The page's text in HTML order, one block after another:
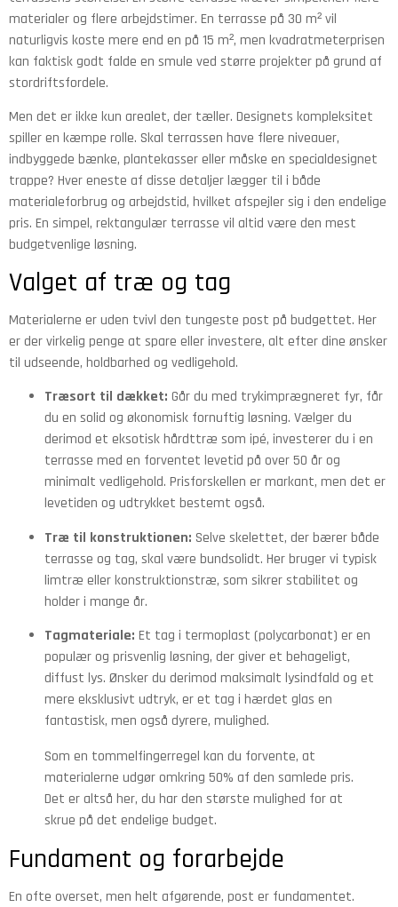
materialer og flere arbejdstimer. En terrasse på 30 m² vil
naturligvis koste mere end en på 15 m², men kvadratmeterprisen
kan faktisk godt falde en smule ved større projekter på grund af
stordriftsfordele.
Men det er ikke kun arealet, der tæller. Designets kompleksitet
spiller en kæmpe rolle. Skal terrassen have flere niveauer,
indbyggede bænke, plantekasser eller måske en specialdesignet
trappe? Hver eneste af disse detaljer lægger til i både
materialeforbrug og arbejdstid, hvilket afspejler sig i den endelige
pris. En simpel, rektangulær terrasse vil altid være den mest
budgetvenlige løsning.
Valget af træ og tag
Materialerne er uden tvivl den tungeste post på budgettet. Her
er der virkelig penge at spare eller investere, alt efter dine ønsker
til udseende, holdbarhed og vedligehold.
Træsort til dækket: Går du med trykimprægneret fyr, får
du en solid og økonomisk fornuftig løsning. Vælger du
derimod et eksotisk hårdttræ som ipé, investerer du i en
terrasse med en forventet levetid på over 50 år og
minimalt vedligehold. Prisforskellen er markant, men det er
levetiden og udtrykket bestemt også.
Træ til konstruktionen: Selve skelettet, der bærer både
terrasse og tag, skal være bundsolidt. Her bruger vi typisk
limtræ eller konstruktionstræ, som sikrer stabilitet og
holder i mange år.
Tagmateriale: Et tag i termoplast (polycarbonat) er en
populær og prisvenlig løsning, der giver et behageligt,
diffust lys. Ønsker du derimod maksimalt lysindfald og et
mere eksklusivt udtryk, er et tag i hærdet glas en
fantastisk, men også dyrere, mulighed.
Som en tommelfingerregel kan du forvente, at
materialerne udgør omkring 50% af den samlede pris.
Det er altså her, du har den største mulighed for at
skrue på det endelige budget.
Fundament og forarbejde
En ofte overset, men helt afgørende, post er fundamentet.